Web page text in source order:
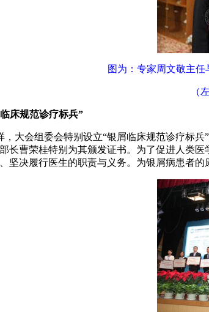
图为：专家周文敬主
（
床规范诊疗标兵”
大会组委会特别设立“银屑临床规范诊疗标
长曹荣桂特别为其颁发证书。为了促进人类
坚决履行医生的职责与义务。为银屑病患者